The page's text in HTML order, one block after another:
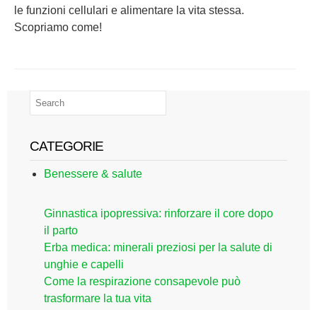
le funzioni cellulari e alimentare la vita stessa.
Scopriamo come!
CATEGORIE
Benessere & salute
Ginnastica ipopressiva: rinforzare il core dopo
il parto
Erba medica: minerali preziosi per la salute di
unghie e capelli
Come la respirazione consapevole può
trasformare la tua vita